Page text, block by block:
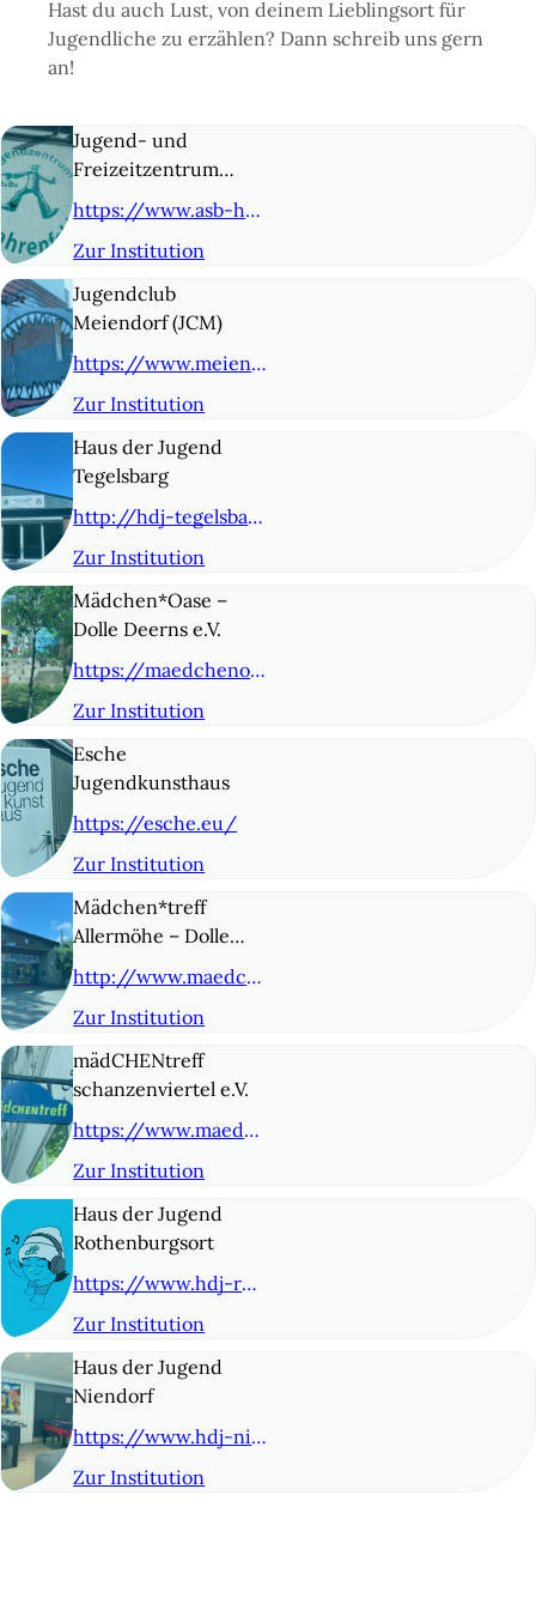
Hast du auch Lust, von deinem Lieblingsort für
Jugendliche zu erzählen? Dann schreib uns gern
an!
© 2
Jugend- und
Freizeitzentrum
Bahrenfeld (JuBa)
https://www.asb-hamburg.de/unsere-angebote/kinder-und-jugend/jugendeinrichtungen/jugend-und-freizeitzentrum-bahrenfeld-juba/
Zur Institution
© 3
Jugendclub
Meiendorf (JCM)
https://www.meiendorf-oldenfelde.de/angebote/jugendclub
Zur Institution
© 4
Haus der Jugend
Tegelsbarg
http://hdj-tegelsbarg.de/
Zur Institution
© 5
Mädchen*Oase –
Dolle Deerns e.V.
https://maedchenoase.org/
Zur Institution
© 6
Esche
Jugendkunsthaus
https://esche.eu/
Zur Institution
© 7
Mädchen*treff
Allermöhe – Dolle
Deerns* e.V.
http://www.maedchentreff-allermoehe.de/
Zur Institution
© 8
mädCHENtreff
schanzenviertel e.V.
https://www.maedchentreff-schanze.de/
Zur Institution
© 9
Haus der Jugend
Rothenburgsort
https://www.hdj-rothenburgsort.de/
Zur Institution
Haus der Jugend
Niendorf
https://www.hdj-niendorf.de
Zur Institution